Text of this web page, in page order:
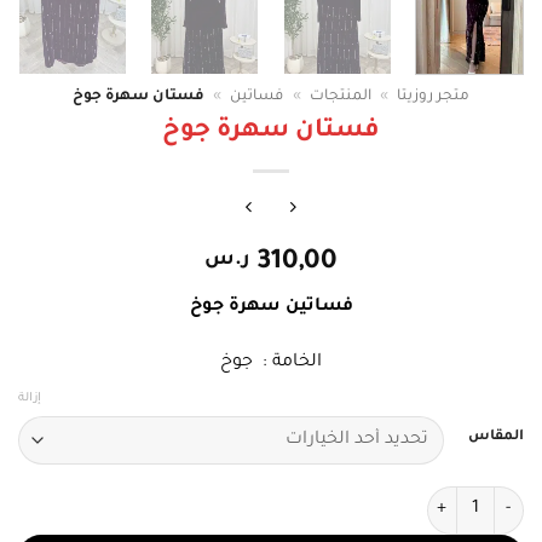
متجر روزيتا » المنتجات » فساتين » فستان سهرة جوخ
فستان سهرة جوخ
310,00 ر.س
فساتين سهرة جوخ
الخامة : جوخ
المقاس
إزالة
كمية فستان سهرة جوخ